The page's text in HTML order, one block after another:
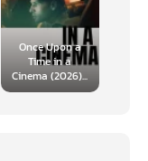
Once Upon a
Time in a
Cinema (2026)...